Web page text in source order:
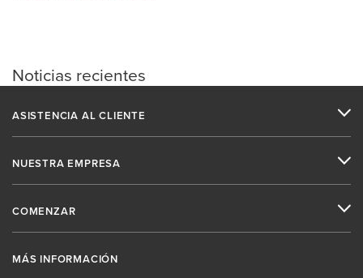
Noticias recientes
ASISTENCIA AL CLIENTE
NUESTRA EMPRESA
COMENZAR
MÁS INFORMACIÓN